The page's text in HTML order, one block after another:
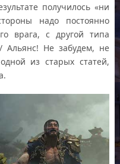
получилось «ни
надо постоянно
врага, с другой типа
Альянс! Не забудем, не
из старых статей,